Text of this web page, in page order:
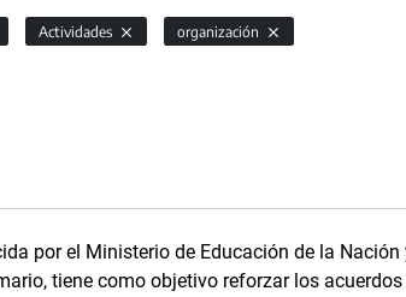
Actividades organización
por el Ministerio de Educación de la
tiene como objetivo reforzar los acuerdos